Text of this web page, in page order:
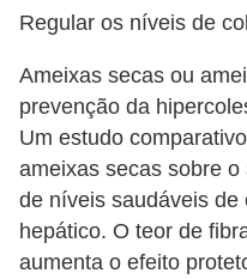
Regular os níveis de
Ameixas secas ou
prevenção da
Um estudo
ameixas secas sobre
de níveis saudáveis
hepático. O teor de
aumenta o efeito